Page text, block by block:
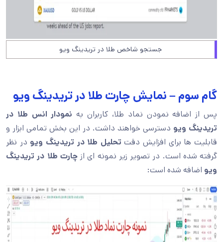
جستجو شاخص طلا در تریدینگ ویو
گام سوم – نمایش چارت طلا در تریدینگ ویو
پس از اضافه نمودن نماد طلا، کاربران به نمودار انس طلا در
تریدینگ ویو دسترسی خواهند داشت. در این بخش تمامی ابزار و
قابلیت ها برای افزایش دقت تحلیل طلا در تریدینگ ویو در نظر
گرفته شده است. در تصویر زیر نمونه ای ازچارت طلا در تریدینگ
ویو اضافه شده است: